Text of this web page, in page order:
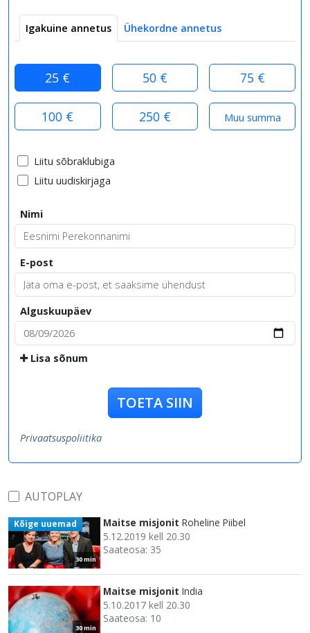
Igakuine annetus Ühekordne annetus
25 € 50 € 75 €
100 € 250 €
Liitu sõbraklubiga
Liitu uudiskirjaga
Nimi
E-post
Alguskuupäev
Lisa sõnum
TOETA SIIN
Privaatsuspoliitika
AUTOPLAY
30 min
Kõige uuemad Maitse misjonit Roheline Piibel
5.12.2019 kell 20.30
Saateosa: 35
30 min
Maitse misjonit India
5.10.2017 kell 20.30
Saateosa: 10